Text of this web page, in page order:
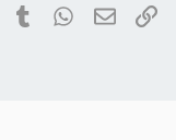
PinterestTumblrWhatsApp
電子